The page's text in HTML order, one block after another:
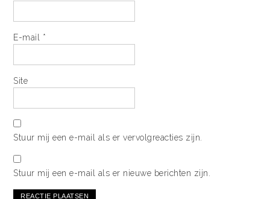
E-mail *
Site
Stuur mij een e-mail als er vervolgreacties zijn.
Stuur mij een e-mail als er nieuwe berichten zijn.